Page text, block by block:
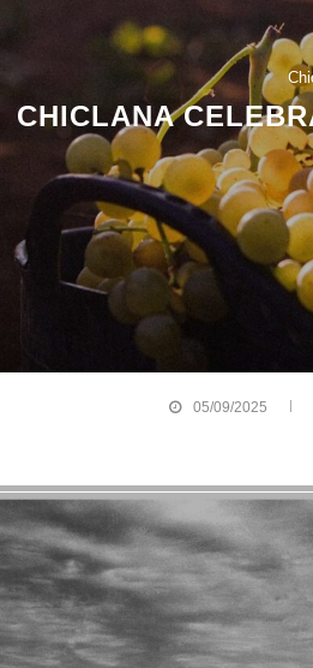
CHICLANA
05/09/2025